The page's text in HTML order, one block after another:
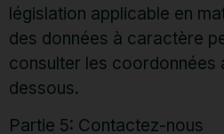
législation applicable en
des données à caractère
consulter les coordonnées
dessous.
Partie 5: Contactez-nous